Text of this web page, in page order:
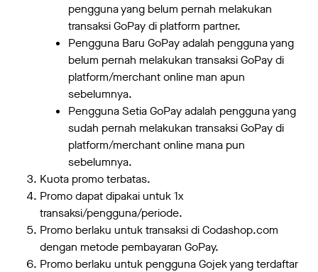
pengguna yang belum pernah melakukan
transaksi GoPay di platform partner.
Pengguna Baru GoPay adalah pengguna yang
belum pernah melakukan transaksi GoPay di
platform/merchant online man apun
sebelumnya.
Pengguna Setia GoPay adalah pengguna yang
sudah pernah melakukan transaksi GoPay di
platform/merchant online mana pun
sebelumnya.
Kuota promo terbatas.
Promo dapat dipakai untuk 1x
transaksi/pengguna/periode.
Promo berlaku untuk transaksi di Codashop.com
dengan metode pembayaran GoPay.
Promo berlaku untuk pengguna Gojek yang terdaftar